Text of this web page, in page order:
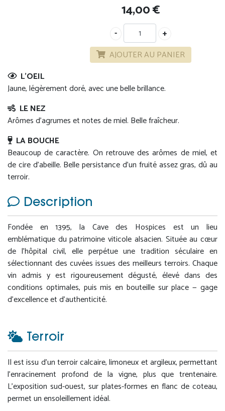
14,00€
AJOUTER AU PANIER
L'OEIL
Jaune, légèrement doré, avec une belle brillance.
LE NEZ
Arômes d’agrumes et notes de miel. Belle fraîcheur.
LA BOUCHE
Beaucoup de caractère. On retrouve des arômes de miel, et
de cire d’abeille. Belle persistance d’un fruité assez gras, dû au
terroir.
Description
Fondée en 1395, la Cave des Hospices est un lieu
emblématique du patrimoine viticole alsacien. Située au cœur
de l’hôpital civil, elle perpétue une tradition séculaire en
sélectionnant des cuvées issues des meilleurs terroirs. Chaque
vin admis y est rigoureusement dégusté, élevé dans des
conditions optimales, puis mis en bouteille sur place — gage
d’excellence et d’authenticité.
Terroir
Il est issu d’un terroir calcaire, limoneux et argileux, permettant
l’enracinement profond de la vigne, plus que trentenaire.
L’exposition sud-ouest, sur plates-formes en flanc de coteau,
permet un ensoleillement idéal.